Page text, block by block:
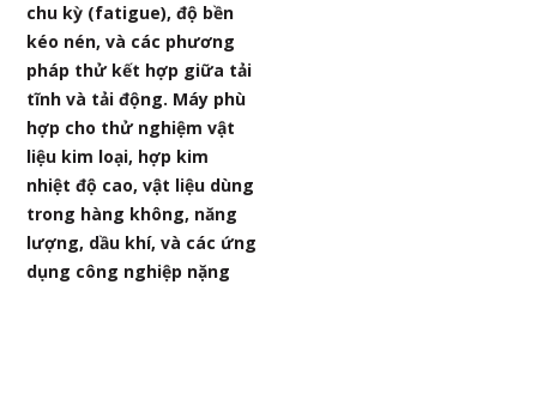
chu kỳ (fatigue), độ bền
kéo nén, và các phương
pháp thử kết hợp giữa tải
tĩnh và tải động. Máy phù
hợp cho thử nghiệm vật
liệu kim loại, hợp kim
nhiệt độ cao, vật liệu dùng
trong hàng không, năng
lượng, dầu khí, và các ứng
dụng công nghiệp nặng